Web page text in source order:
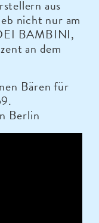
aus
nicht nur am
BAMBINI,
an dem
Bären für
Berlin